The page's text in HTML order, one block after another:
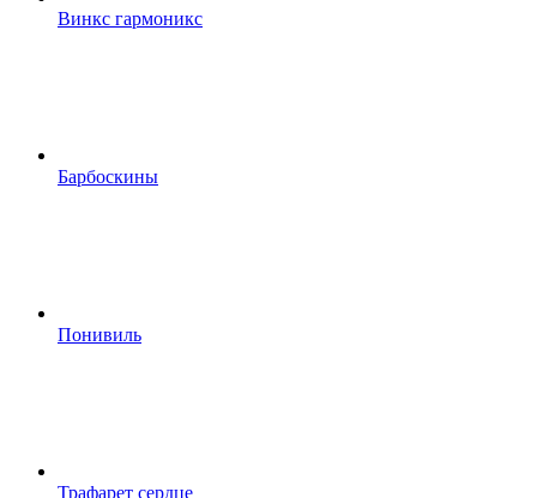
Винкс гармоникс
Барбоскины
Понивиль
Трафарет сердце